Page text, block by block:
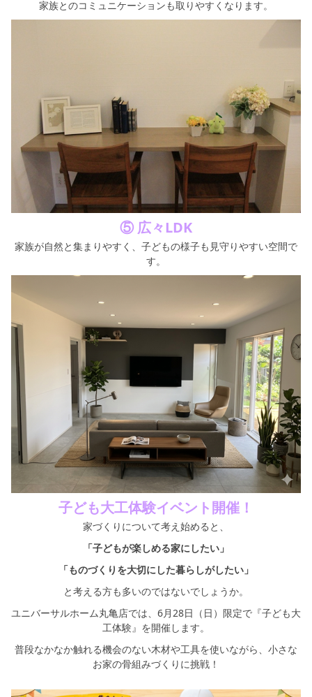
家族とのコミュニケーションも取りやすくなります。
⑤ 広々LDK
家族が自然と集まりやすく、子どもの様子も見守りやすい空間で
す。
子ども大工体験イベント開催！
家づくりについて考え始めると、
「子どもが楽しめる家にしたい」
「ものづくりを大切にした暮らしがしたい」
と考える方も多いのではないでしょうか。
ユニバーサルホーム丸亀店では、6月28日（日）限定で『子ども大
工体験』を開催します。
普段なかなか触れる機会のない木材や工具を使いながら、小さな
お家の骨組みづくりに挑戦！